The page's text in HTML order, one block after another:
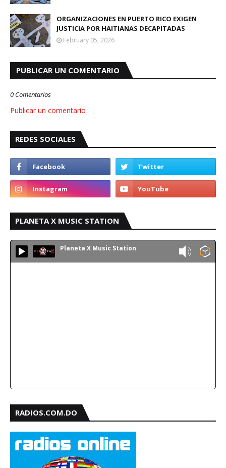
ORGANIZACIONES EN PUERTO RICO EXIGEN
JUSTICIA POR HAITIANAS DECAPITADAS
February 05, 2026
PUBLICAR UN COMENTARIO
0 Comentarios
Publicar un comentario
REDES SOCIALES
PLANETA X MUSIC STATION
Planeta X Music Station
RADIOS.COM.DO